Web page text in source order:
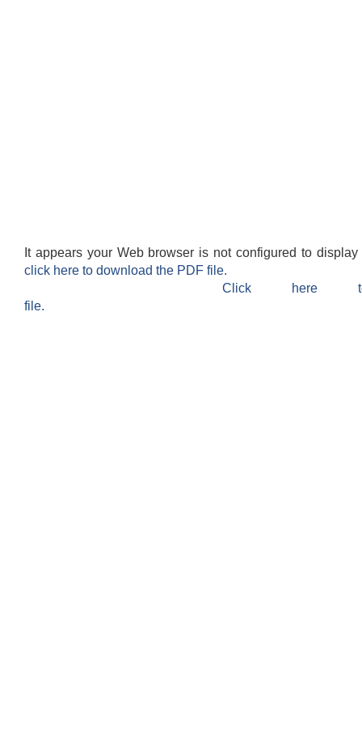
It appears your Web browser is not configured to
click here to download the PDF file.
Click here
file.